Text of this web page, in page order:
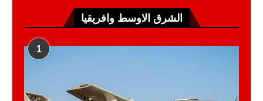
الشرق الاوسط وافريقيا
1